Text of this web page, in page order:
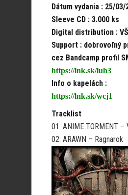
Dátum vydania : 25/03/
Sleeve CD : 3.000 ks
Digital distribution :
Support : dobrovoľný
cez Bandcamp profil
https://lnk.sk/luh3
Info o kapelách :
https://lnk.sk/wcj1
Tracklist
01. ANIME TORMENT –
02. ARAWN – Ragnarok